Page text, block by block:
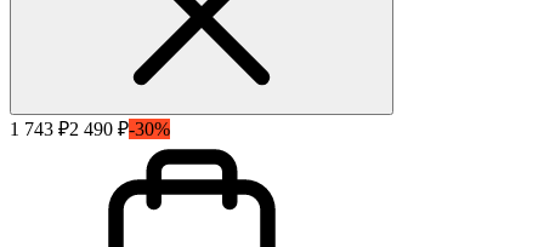
1 743 ₽2 490 ₽-30%